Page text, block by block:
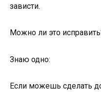
зависти.
Можно ли это
Знаю одно:
Если можешь сделать